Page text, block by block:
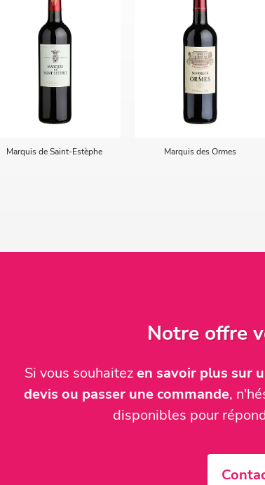
Marquis de Saint-Estèphe Marquis des Ormes
Notre offre
Si vous souhaitezen savoir plus sur
devis ou passer une commande,
disponibles pour